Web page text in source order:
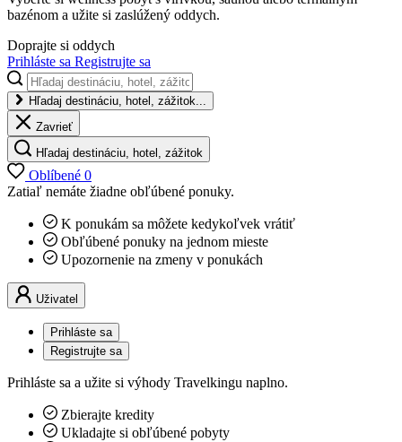
bazénom a užite si zaslúžený oddych.
Doprajte si oddych
Prihláste sa Registrujte sa
Hľadaj destináciu, hotel, zážitok...
Zavrieť
Hľadaj destináciu, hotel, zážitok
Oblíbené 0
Zatiaľ nemáte žiadne obľúbené ponuky.
K ponukám sa môžete kedykoľvek vrátiť
Obľúbené ponuky na jednom mieste
Upozornenie na zmeny v ponukách
Uživatel
Prihláste sa
Registrujte sa
Prihláste sa a užite si výhody Travelkingu naplno.
Zbierajte kredity
Ukladajte si obľúbené pobyty